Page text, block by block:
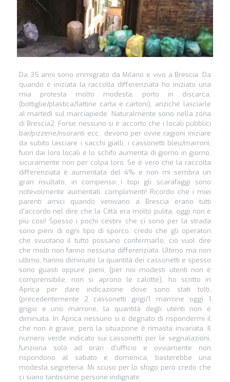
Da 35 anni sono immigrato da Milano e vivo a Brescia. Da
quando è iniziata la raccolta differenziata ho iniziato una
mia protesta molto modesta, porto in discarca,
(bottiglie/plastica/lattine carta e cartoni), anziché lasciarle
al martedì sul marciapiede. Naturalmente sono nella zona
di Brescia2. Forse nessuno si è accorto che i locali pubblici
bar/pizzerie/risoranti ecc.. devono per ovvie ragioni iniziare
da subito lasciare i sacchi gialli, i cassonetti bleu/marroni,
fuori dai loro locali e lo schifo aumenta di giorno in giorno,
sicuramente non per colpa loro. Se è vero che la raccolta
differenziata è aumentata del 4% e non mi sembra un
gran risultato, in compenso i topi gli scarafaggi sono
notevolmente aumentati, complimenti! Ricordo che i miei
parenti amici quando venivano a Brescia erano tutti
d’accordo nel dire che la Città era molto pulita, oggi non è
più così! Spesso i pochi cestini che ci sono per la strada
sono pieni di ogni tipo di sporco, credo che gli operatori
che svuotano il tutto possano confermarlo, ciò vuol dire
che molti non fanno nessuna differenziata. Ultimo ma non
ultimo, hanno diminuito la quantità dei cassonetti e spesso
sono guasti oppure pieni, (per noi modesti utenti non è
comprensibile, non si aprono le calotte), ho scritto in
Aprica per dare indicazione dove sono stati tolti,
(precedentemente 2 cassonetti grigi/1 marrone oggi 1
grigio e uno marrone, la quantità degli utenti non è
diminuita. In Aprica nessuno si è degnato di rispondermi il
che non è grave, però la situazione è rimasta invariata. Il
numero verde indicato sui cassonetti per le segnalazioni,
funziona solo ad orari d’ufficio e ovviamente non
rispondono al sabato e domenica, basterebbe una
modesta segreteria. Mi scuso per lo sfogo però credo che
ci siano tantissime persone indignate.